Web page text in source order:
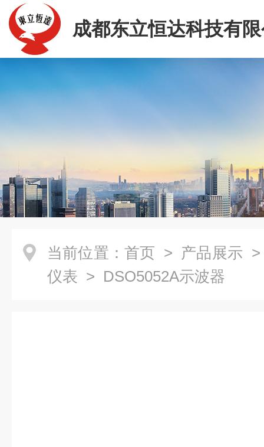
成都东立恒达科技有
当前位置： 首页 > 产品展示
仪表 > DSO5052A示波器